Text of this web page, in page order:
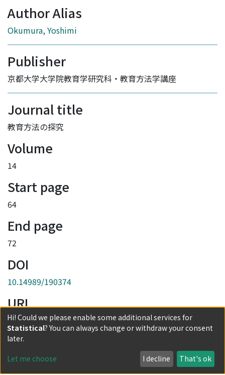
Author Alias
Okumura, Yoshimi
Publisher
京都大学大学院教育学研究科・教育方法学講座
Journal title
教育方法の探究
Volume
14
Start page
64
End page
72
DOI
10.14989/190374
URI
http://hdl.handle.net/2433/190374
Collections
第14号
Hi! Could we please enable some additional services for
Statistical? You can always change or withdraw your consent
later.
Let me choose I decline That's ok